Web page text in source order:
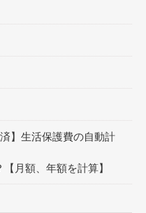
】生活保護費の自動計
月額、年額を計算】